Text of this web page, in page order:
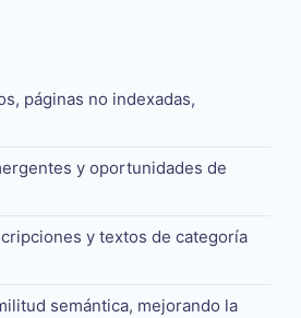
páginas no indexadas,
y oportunidades de
y textos de categoría
semántica, mejorando la